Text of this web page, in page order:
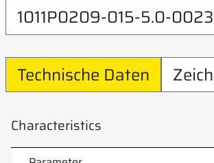
1011P0209-015-5.0-0023
Technische Daten
Characteristics